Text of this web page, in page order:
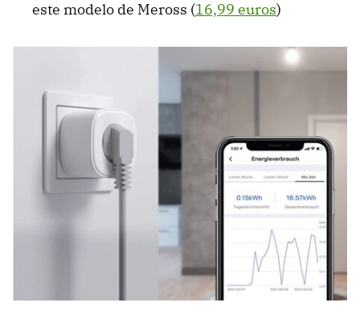
este modelo de Meross (16,99 euros)